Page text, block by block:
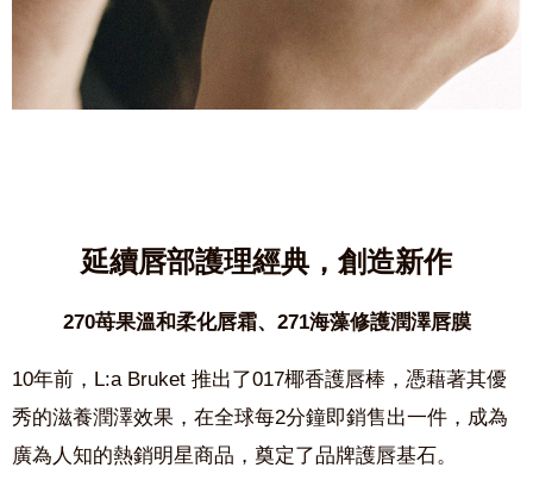
延續唇部護理經典，創造新作
270苺果溫和柔化唇霜、271海藻修護潤澤唇膜
10年前，L:a Bruket 推出了017椰香護唇棒，憑藉著其優
秀的滋養潤澤效果，在全球每2分鐘即銷售出一件，成為
廣為人知的熱銷明星商品，奠定了品牌護唇基石。